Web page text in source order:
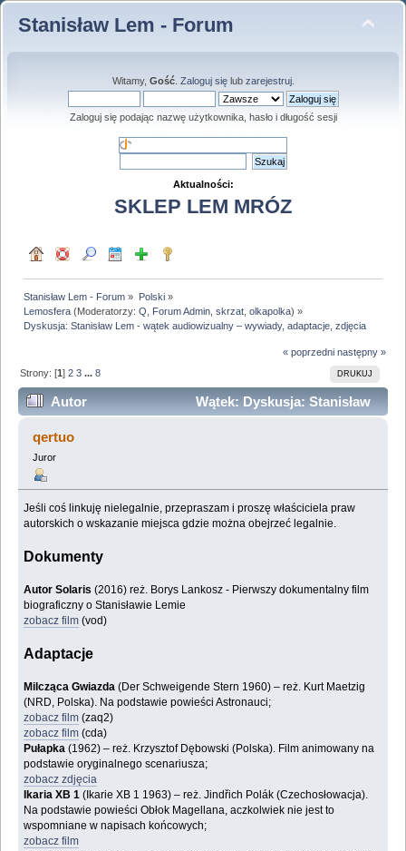
Stanisław Lem - Forum
Witamy, Gość. Zaloguj sięlub zarejestruj.
Zaloguj się podając nazwę użytkownika, hasło i długość sesji
Aktualności:
SKLEP LEM MRÓZ
Stanisław Lem - Forum » Polski»
Lemosfera (Moderatorzy:Q Forum Admin ,skrzat ,olkapolka) »
Dyskusja: Stanisław Lem - wątek audiowizualny – wywiady, adaptacje, zdjęcia
« poprzedni następny »
DRUKUJ
Strony: [1]2 3 ...8
Autor
Wątek: Dyskusja: Stanisław
Lem - wątek audiowizualny – wywiady, adaptacje,
zdjęcia (Przeczytany 314985 razy)
qertuo
Juror
Jeśli coś linkuję nielegalnie, przepraszam i proszę właściciela praw
autorskich o wskazanie miejsca gdzie można obejrzeć legalnie.
Dokumenty
Autor Solaris (2016) reż. Borys Lankosz - Pierwszy dokumentalny film
biograficzny o Stanisławie Lemie
zobacz film (vod)
Adaptacje
Milcząca Gwiazda (Der Schweigende Stern 1960) – reż. Kurt Maetzig
(NRD, Polska). Na podstawie powieści Astronauci;
zobacz film (zaq2)
zobacz film (cda)
Pułapka (1962) – reż. Krzysztof Dębowski (Polska). Film animowany na
podstawie oryginalnego scenariusza;
zobacz zdjęcia
Ikaria XB 1 (Ikarie XB 1 1963) – reż. Jindřich Polák (Czechosłowacja).
Na podstawie powieści Obłok Magellana, aczkolwiek nie jest to
wspomniane w napisach końcowych;
zobacz film